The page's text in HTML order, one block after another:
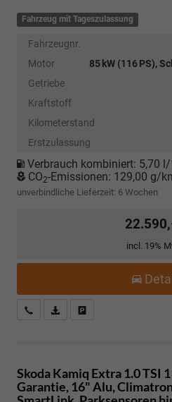
Fahrzeug mit Tageszulassung
Fahrzeugnr.
Motor
85 kW (116 PS),
Getriebe
Kraftstoff
Kilometerstand
Erstzulassung
Verbrauch kombiniert: 5,70
CO2-Emissionen: 129,00 g/
unverbindliche Lieferzeit: 6 Wochen
incl. 19%
Kostenloser Rückruf-Service
PDF-Datei, Fahrzeugexposé
Skoda Kamiq Extra 1.0 TSI
Garantie, 16" Alu,